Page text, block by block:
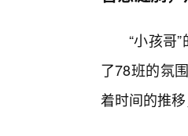
“小孩哥
了78班的氛
着时间的推